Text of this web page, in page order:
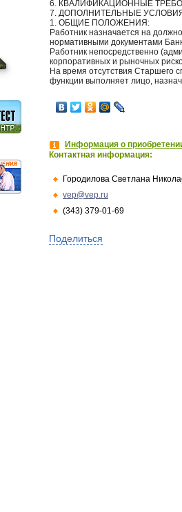
6. КВАЛИФИКАЦИОННЫЕ
7. ДОПОЛНИТЕЛЬНЫЕ
1. ОБЩИЕ ПОЛОЖЕНИЯ:
Работник назначается на
нормативными документами
Работник непосредственно
корпоративных и рыночных
На время отсутствия Старшего
функции выполняет лицо,
Информация о
Контактная информация:
Городилова Светлана
vep@vep.ru
(343) 379-01-69
Поделиться